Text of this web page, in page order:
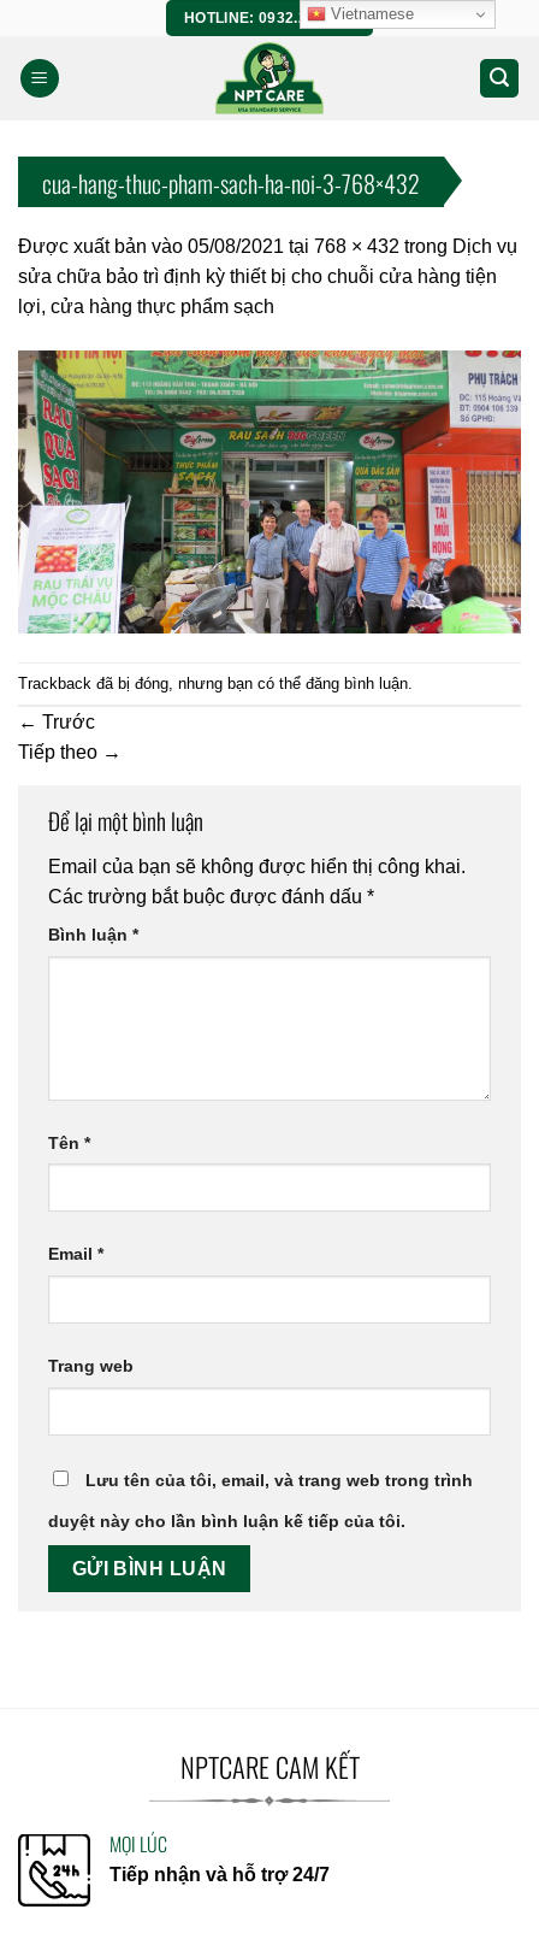
nội
dung
HOTLINE: 0932.266.458
cua-hang-thuc-pham-sach-ha-noi-3-768×432
Được xuất bản vào 05/08/2021 tại 768 × 432 trong Dịch vụ
sửa chữa bảo trì định kỳ thiết bị cho chuỗi cửa hàng tiện
lợi, cửa hàng thực phẩm sạch
Trackback đã bị đóng, nhưng bạn có thể đăng bình luận
← Trước
Tiếp theo →
Để lại một bình luận
Email của bạn sẽ không được hiển thị công khai.
Các trường bắt buộc được đánh dấu *
Bình luận *
Tên *
Email *
Trang web
Lưu tên của tôi, email, và trang web trong trình
duyệt này cho lần bình luận kế tiếp của tôi.
NPTCARE CAM KẾT
MỌI LÚC
Tiếp nhận và hỗ trợ 24/7
Vietnamese